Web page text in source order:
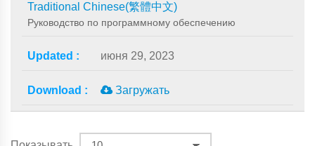
Traditional Chinese(繁體中文)
Руководство по программному обеспечению
июня 29, 2023
Загружать